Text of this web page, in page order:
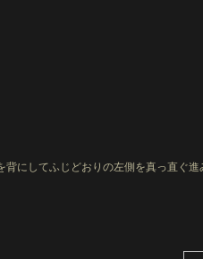
背にしてふじどおりの左側を真っ直ぐ